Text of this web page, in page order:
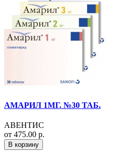
АМАРИЛ 1МГ. №30 ТАБ.
АВЕНТИС
от 475.00 р.
В корзину